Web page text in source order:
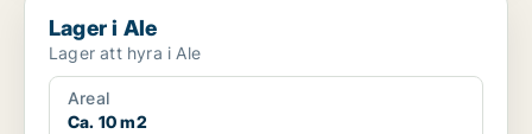
Lager i Ale
Lager att hyra i Ale
Areal
Ca. 10 m2